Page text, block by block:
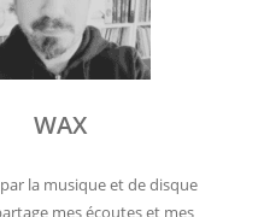
WAX
la musique et de disque
mes écoutes et mes